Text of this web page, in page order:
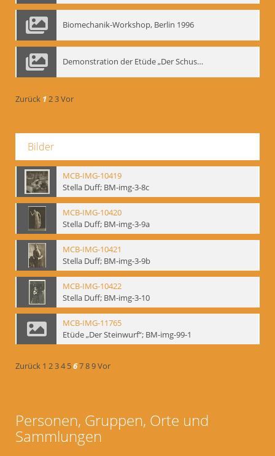
Biomechanik-Workshop, Berlin 1996
Demonstration der Etüde „Der Schuss mit dem Bogen“ durch Gennadij Nikolajewitsch Bogdanow, Berlin 1991
Zurück 123Vor
Bilder
MCB-IMG-10419
Stella Duff; BM-img-3-8c
MCB-IMG-10420
Stella Duff; BM-img-3-9a
MCB-IMG-10421
Stella Duff; BM-img-3-9b
MCB-IMG-10422
Stella Duff; BM-img-3-10
MCB-IMG-11765
Etüde „Der Steinwurf“; BM-img-99-1
Zurück 1 234 56789Vor
Personen, Gruppen, Orte und
Sammlungen